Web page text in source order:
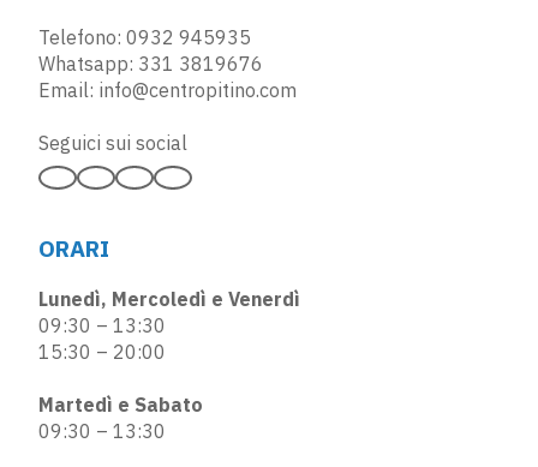
Telefono: 0932 945935
Whatsapp: 331 3819676
Email: info@centropitino.com
Seguici sui social
ORARI
Lunedì, Mercoledì e Venerdì
09:30 – 13:30
15:30 – 20:00
Martedì e Sabato
09:30 – 13:30